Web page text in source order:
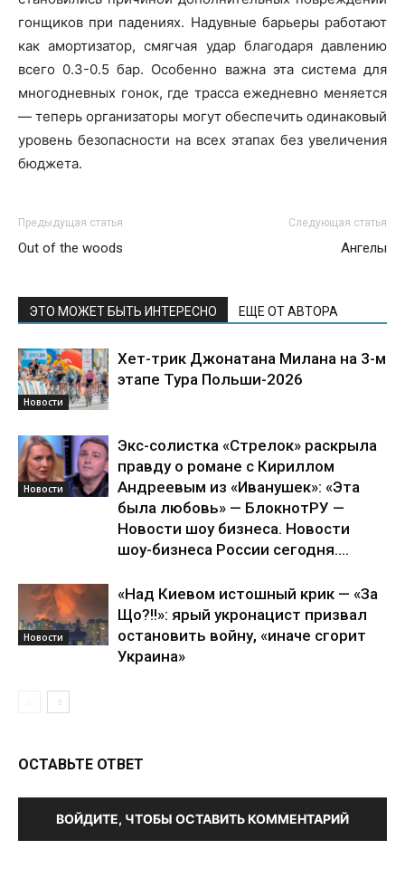
гонщиков при падениях. Надувные барьеры работают
как амортизатор, смягчая удар благодаря давлению
всего 0.3-0.5 бар. Особенно важна эта система для
многодневных гонок, где трасса ежедневно меняется
— теперь организаторы могут обеспечить одинаковый
уровень безопасности на всех этапах без увеличения
бюджета.
Предыдущая статья
Out of the woods
Следующая статья
Ангелы
ЭТО МОЖЕТ БЫТЬ ИНТЕРЕСНО ЕЩЕ ОТ АВТОРА
Новости
Хет-трик Джонатана Милана на 3-м
этапе Тура Польши-2026
Новости
Экс-солистка «Стрелок» раскрыла
правду о романе с Кириллом
Андреевым из «Иванушек»: «Эта
была любовь» — БлокнотРУ —
Новости шоу бизнеса. Новости
шоу-бизнеса России сегодня....
Новости
«Над Киевом истошный крик — «За
Що?!!»: ярый укронацист призвал
остановить войну, «иначе сгорит
Украина»
ОСТАВЬТЕ ОТВЕТ
ВОЙДИТЕ, ЧТОБЫ ОСТАВИТЬ КОММЕНТАРИЙ